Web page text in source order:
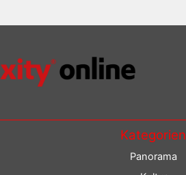
Kategorien
Panorama